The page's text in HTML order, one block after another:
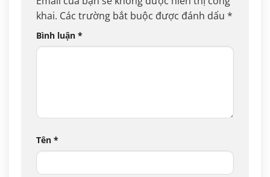
khai. Các trường bắt buộc được đánh dấu *
Bình luận *
Tên *